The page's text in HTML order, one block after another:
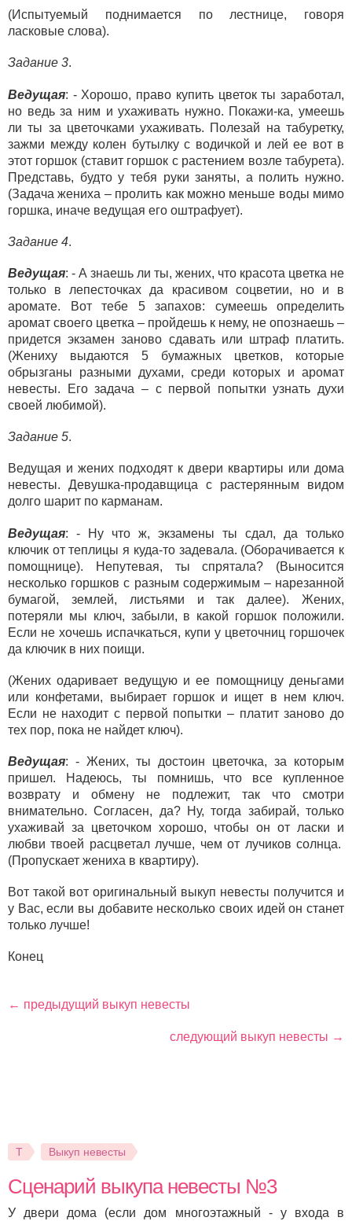
(Испытуемый поднимается по лестнице, говоря
ласковые слова).
Задание 3.
Ведущая: - Хорошо, право купить цветок ты заработал,
но ведь за ним и ухаживать нужно. Покажи-ка, умеешь
ли ты за цветочками ухаживать. Полезай на табуретку,
зажми между колен бутылку с водичкой и лей ее вот в
этот горшок (ставит горшок с растением возле табурета).
Представь, будто у тебя руки заняты, а полить нужно.
(Задача жениха – пролить как можно меньше воды мимо
горшка, иначе ведущая его оштрафует).
Задание 4.
Ведущая: - А знаешь ли ты, жених, что красота цветка не
только в лепесточках да красивом соцветии, но и в
аромате. Вот тебе 5 запахов: сумеешь определить
аромат своего цветка – пройдешь к нему, не опознаешь –
придется экзамен заново сдавать или штраф платить.
(Жениху выдаются 5 бумажных цветков, которые
обрызганы разными духами, среди которых и аромат
невесты. Его задача – с первой попытки узнать духи
своей любимой).
Задание 5.
Ведущая и жених подходят к двери квартиры или дома
невесты. Девушка-продавщица с растерянным видом
долго шарит по карманам.
Ведущая: - Ну что ж, экзамены ты сдал, да только
ключик от теплицы я куда-то задевала. (Оборачивается к
помощнице). Непутевая, ты спрятала? (Выносится
несколько горшков с разным содержимым – нарезанной
бумагой, землей, листьями и так далее). Жених,
потеряли мы ключ, забыли, в какой горшок положили.
Если не хочешь испачкаться, купи у цветочниц горшочек
да ключик в них поищи.
(Жених одаривает ведущую и ее помощницу деньгами
или конфетами, выбирает горшок и ищет в нем ключ.
Если не находит с первой попытки – платит заново до
тех пор, пока не найдет ключ).
Ведущая: - Жених, ты достоин цветочка, за которым
пришел. Надеюсь, ты помнишь, что все купленное
возврату и обмену не подлежит, так что смотри
внимательно. Согласен, да? Ну, тогда забирай, только
ухаживай за цветочком хорошо, чтобы он от ласки и
любви твоей расцветал лучше, чем от лучиков солнца.
(Пропускает жениха в квартиру).
Вот такой вот оригинальный выкуп невесты получится и
у Вас, если вы добавите несколько своих идей он станет
только лучше!
Конец
← предыдущий выкуп невесты
следующий выкуп невесты →
Т Выкуп невесты
Сценарий выкупа невесты №3
У двери дома (если дом многоэтажный - у входа в